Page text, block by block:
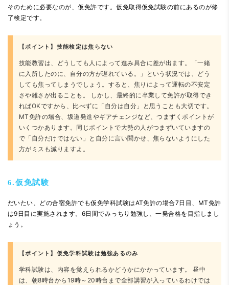
そのために必要なのが、仮免許です。仮免取得仮免試験の前にあるのが修
了検定です。
【ポイント】技能検定は焦らない
技能教習は、どうしても人によって進み具合に差が出ます。「一緒
に入所したのに、自分の方が遅れている。」という状況では、どう
しても焦ってしまうでしょう。すると、焦りによって運転の不安定
さや雑さが出ることも。 しかし、最終的に卒業して免許が取得でき
ればOKですから、比べずに「自分は自分」と思うことも大切です。
MT免許の場合、坂道発進やギアチェンジなど、つまずくポイントが
いくつかあります。同じポイントで大勢の人がつまずいていますの
で「自分だけではない」と自分に言い聞かせ、焦らないようにした
方がミスも減りますよ。
6.仮免試験
だいたい、どの合宿免許でも仮免学科試験はAT免許の場合7日目、MT免許
は9日目に実施されます。6日間でみっちり勉強し、一発合格を目指しまし
ょう。
【ポイント】仮免学科試験は勉強あるのみ
学科試験は、内容を覚えられるかどうかにかかっています。 昼中
は、朝8時台から19時～20時台まで全部講習が入っているわけでは